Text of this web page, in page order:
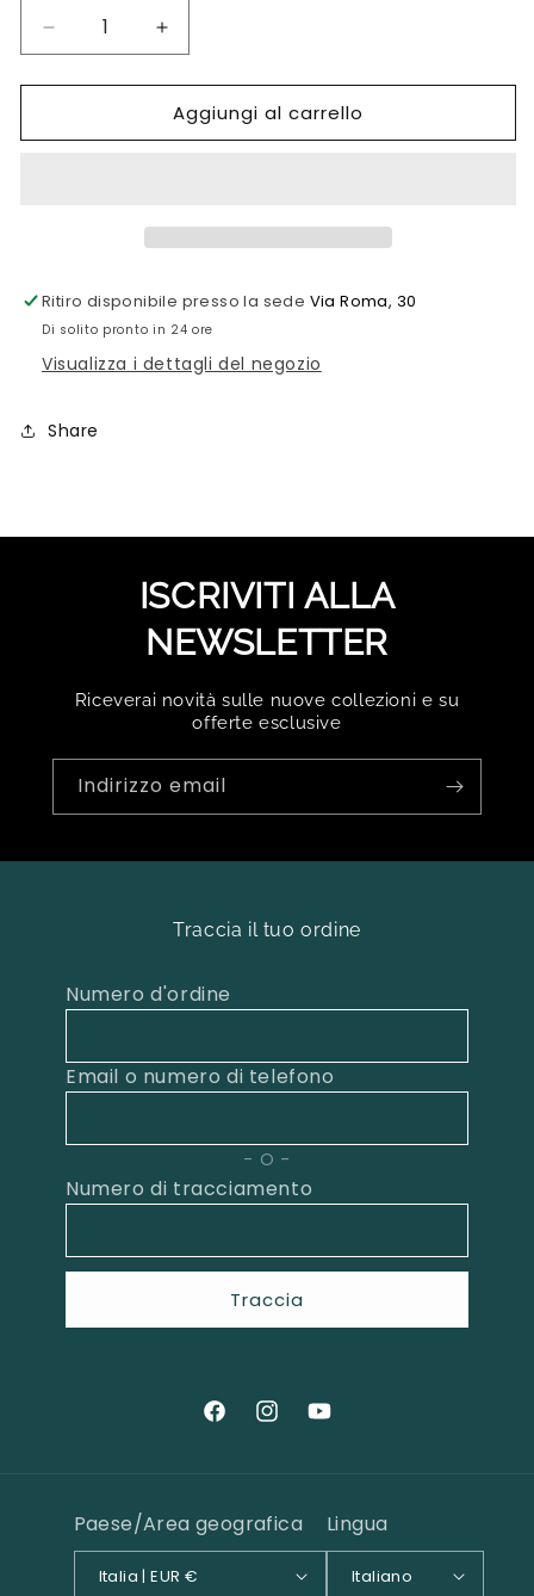
Diminuisci
quantità
per
UOMO
Aumenta
quantità
per
OROLOGIO
UOMO
Aggiungi al carrello
Ritiro disponibile presso la sede Via Roma, 30
Di solito pronto in 24 ore
Visualizza i dettagli del negozio
Share
ISCRIVITI ALLA
NEWSLETTER
Riceverai novità sulle nuove collezioni e su
offerte esclusive
Indirizzo email
Traccia il tuo ordine
Numero d'ordine
Email o numero di telefono
O
Numero di tracciamento
Traccia
FacebookInstagramYouTube
Paese/Area geografica
Italia | EUR €
Lingua
Italiano